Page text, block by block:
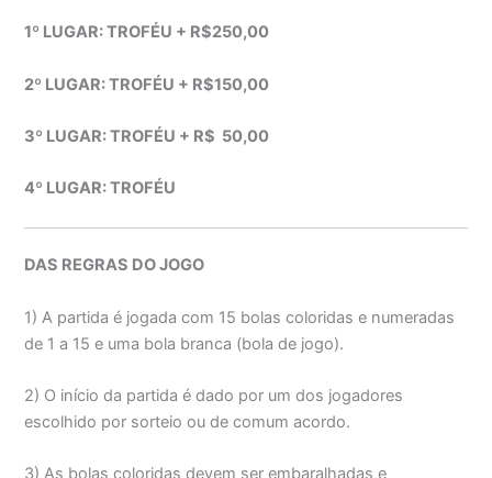
1º LUGAR: TROFÉU + R$250,00
2º LUGAR: TROFÉU + R$150,00
3º LUGAR: TROFÉU + R$ 50,00
4º LUGAR: TROFÉU
DAS REGRAS DO JOGO
1) A partida é jogada com 15 bolas coloridas e numeradas
de 1 a 15 e uma bola branca (bola de jogo).
2) O início da partida é dado por um dos jogadores
escolhido por sorteio ou de comum acordo.